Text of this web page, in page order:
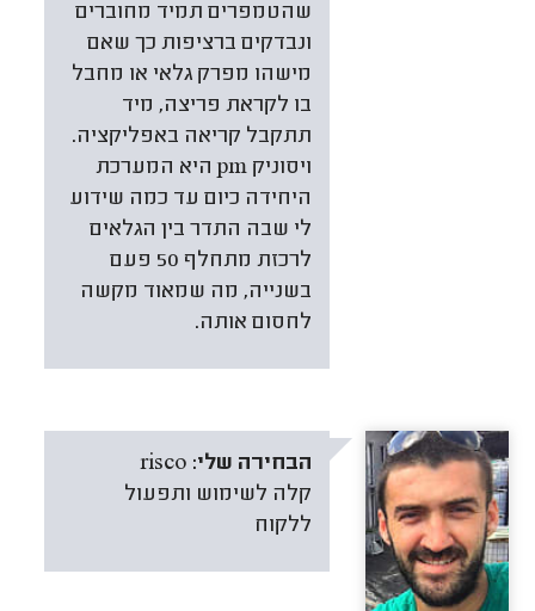
שהטמפרים תמיד מחוברים
ונבדקים ברציפות כך שאם
מישהו מפרק גלאי או מחבל
בו לקראת פריצה, מיד
תתקבל קריאה באפליקציה.
ויסוניק pm היא המערכת
היחידה כיום עד כמה שידוע
לי שבה התדר בין הגלאים
לרכזת מתחלף 50 פעם
בשנייה, מה שמאוד מקשה
לחסום אותה.
הבחירה שלי: risco
קלה לשימוש ותפעול
ללקוח